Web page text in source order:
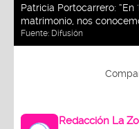
Patricia Portocarrero:
matrimonio, nos
Fuente: Difusión
Redacción La